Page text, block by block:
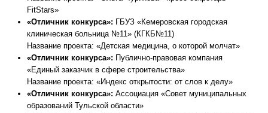
FitStars»
«Отличник конкурса»: ГБУЗ «Кемеровская городская
клиническая больница №11» (КГКБ№11)
Название проекта: «Детская медицина, о которой молчат»
«Отличник конкурса»: Публично-правовая компания
«Единый заказчик в сфере строительства»
Название проекта: «Индекс открытости: от слов к делу»
«Отличник конкурса»: Ассоциация «Совет муниципальных
образований Тульской области»